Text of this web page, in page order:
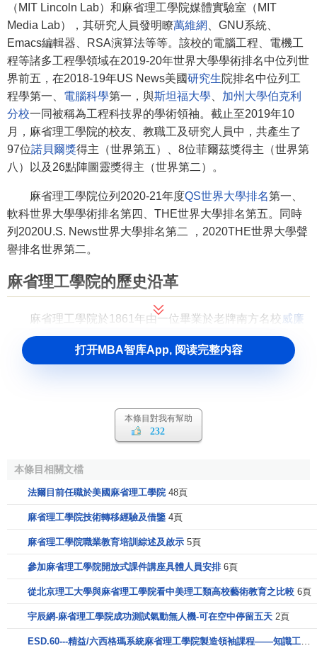
（MIT Lincoln Lab）和麻省理工學院媒體實驗室（MIT
Media Lab），其研究人員發明瞭萬維網
、GNU系統、
Emacs編輯器、RSA演算法等等。該校的電腦工程、電機工
程等諸多工程學領域在2019-20年世界大學學術排名中位列世
界前五，在2018-19年US News美國研究生院排名中位列工
程學第一、 電腦科學第一，與斯坦福大學
加州大學伯克利
分校一同被稱為工程科技界的學術領袖。截止至2019年10
月，麻省理工學院的校友、教職工及研究人員中，共產生了
97位諾貝爾獎得主（世界第五）、8位菲爾茲獎得主（世界第
八）以及26點陣圖靈獎得主（世界第二）。
麻省理工學院位列2020-21年度QS世界大學排名第一、
軟科世界大學學術排名第四、THE世界大學排名第五。同時
列2020U.S. News世界大學排名第二 ，2020THE世界大學聲
譽排名世界第二。
麻省理工學院的歷史沿革
麻省理工學院於1861年由一位畢業於老牌南方名校 威廉
瑪麗學院的著名自然科學家威廉·巴頓·羅傑斯創立，他希望能
夠創建一個自由的學院來迎合快速發展時期的美國。就在有
的校園內開班。這所新院校的使命符合
《土地撥贈法案》的要求，故獲贈地作進一步發展。1866
帶來的利益使學校得以在後灣區發展。
麻省理工學院採用歐洲理工大學的模式辦學，早期比較
重視實驗教學。雖一直受到財政問題困擾，但在弗朗西·斯亞
長，繼而開辦電子、化學、海洋及潔凈工程學，並興建了新
的教學大樓，亦吸納了更多學生。大學課程漸趨職業導向，
教學內容少了一些理論科學。可是，這所年輕的學府仍面臨
里，學校的前教職員、時任哈佛大學校長的查爾斯·艾略特曾
六度建議將麻省理工學院併入當時哈佛學院的勞倫斯科學
打开MBA智库App, 阅读完整内容
本條目對我有幫助
232
本條目相關文檔
法爾目前任職於美國麻省理工學院 48頁
麻省理工學院技術轉移經驗及借鑒 4頁
麻省理工學院職業教育培訓綜述及啟示 5頁
參加麻省理工學院開放式課件講座具體人員安排 6頁
從北京理工大學與麻省理工學院看中美理工類高校藝術教育之比較 6頁
宇辰網-麻省理工學院成功測試氣動無人機-可在空中停留五天 2頁
ESD.60---精益/六西格瑪系統麻省理工學院製造領袖課程——知識工作